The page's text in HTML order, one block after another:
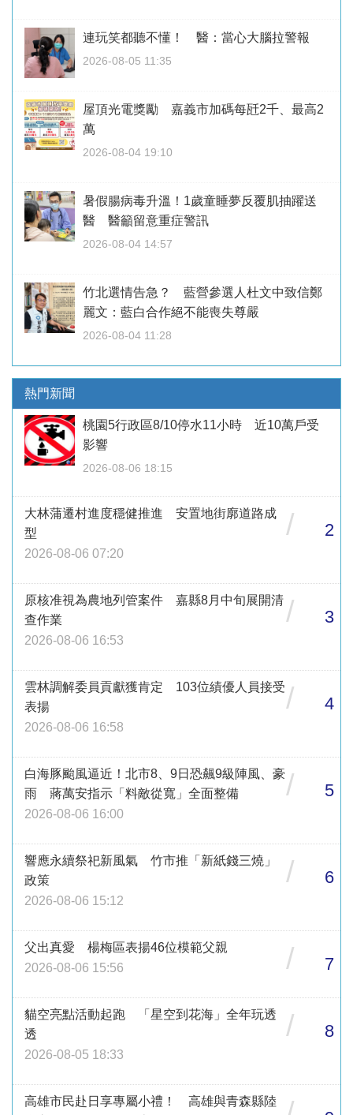
連玩笑都聽不懂！ 醫：當心大腦拉警報
2026-08-05 11:35
屋頂光電獎勵 嘉義市加碼每瓩2千、最高2
萬
2026-08-04 19:10
暑假腸病毒升溫！1歲童睡夢反覆肌抽躍送
醫 醫籲留意重症警訊
2026-08-04 14:57
竹北選情告急？ 藍營參選人杜文中致信鄭
麗文：藍白合作絕不能喪失尊嚴
2026-08-04 11:28
熱門新聞
桃園5行政區8/10停水11小時 近10萬戶受
影響
2026-08-06 18:15
大林蒲遷村進度穩健推進 安置地街廓道路成
型
2026-08-06 07:20
/ 2
原核准視為農地列管案件 嘉縣8月中旬展開清
查作業
2026-08-06 16:53
/ 3
雲林調解委員貢獻獲肯定 103位績優人員接受
表揚
2026-08-06 16:58
/ 4
白海豚颱風逼近！北市8、9日恐飆9級陣風、豪
雨 蔣萬安指示「料敵從寬」全面整備
2026-08-06 16:00
/ 5
響應永續祭祀新風氣 竹市推「新紙錢三燒」
政策
2026-08-06 15:12
/ 6
父出真愛 楊梅區表揚46位模範父親
2026-08-06 15:56
/ 7
貓空亮點活動起跑 「星空到花海」全年玩透
透
2026-08-05 18:33
/ 8
高雄市民赴日享專屬小禮！ 高雄與青森縣陸